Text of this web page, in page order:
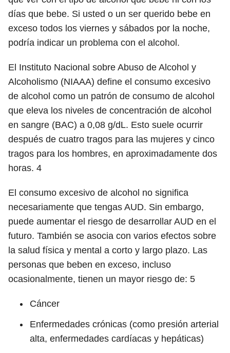
días que bebe. Si usted o un ser querido bebe en
exceso todos los viernes y sábados por la noche,
podría indicar un problema con el alcohol.
El Instituto Nacional sobre Abuso de Alcohol y
Alcoholismo (NIAAA) define el consumo excesivo
de alcohol como un patrón de consumo de alcohol
que eleva los niveles de concentración de alcohol
en sangre (BAC) a 0,08 g/dL. Esto suele ocurrir
después de cuatro tragos para las mujeres y cinco
tragos para los hombres, en aproximadamente dos
horas. 4
El consumo excesivo de alcohol no significa
necesariamente que tengas AUD. Sin embargo,
puede aumentar el riesgo de desarrollar AUD en el
futuro. También se asocia con varios efectos sobre
la salud física y mental a corto y largo plazo. Las
personas que beben en exceso, incluso
ocasionalmente, tienen un mayor riesgo de: 5
Cáncer
Enfermedades crónicas (como presión arterial
alta, enfermedades cardíacas y hepáticas)